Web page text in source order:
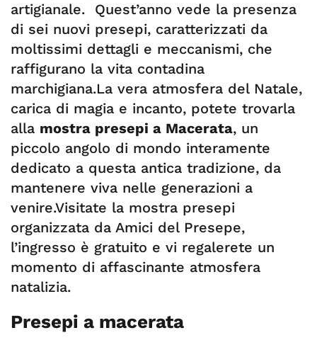
artigianale. Quest’anno vede la presenza
di sei nuovi presepi, caratterizzati da
moltissimi dettagli e meccanismi, che
raffigurano la vita contadina
marchigiana.La vera atmosfera del Natale,
carica di magia e incanto, potete trovarla
alla mostra presepi a Macerata, un
piccolo angolo di mondo interamente
dedicato a questa antica tradizione, da
mantenere viva nelle generazioni a
venire.Visitate la mostra presepi
organizzata da Amici del Presepe,
l’ingresso è gratuito e vi regalerete un
momento di affascinante atmosfera
natalizia.
Presepi a macerata